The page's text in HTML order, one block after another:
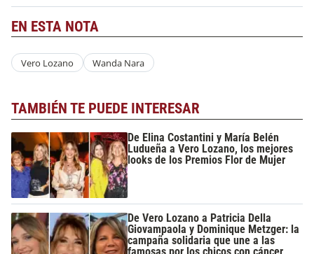
EN ESTA NOTA
Vero Lozano Wanda Nara
TAMBIÉN TE PUEDE INTERESAR
De Elina Costantini y María Belén
Ludueña a Vero Lozano, los mejores
looks de los Premios Flor de Mujer
De Vero Lozano a Patricia Della
Giovampaola y Dominique Metzger: la
campaña solidaria que une a las